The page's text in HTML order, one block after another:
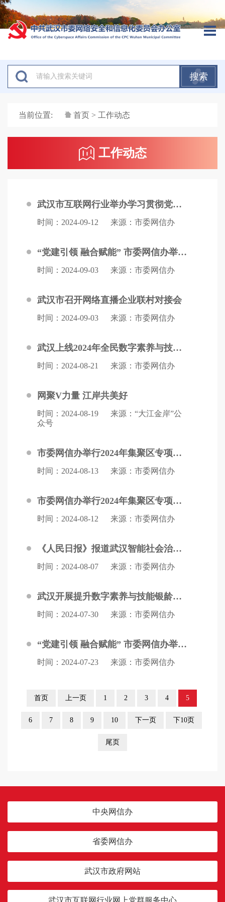
搜索
当前位置: 首页 > 工作动态
工作动态
武汉市互联网行业举办学习贯彻党的二十届三中全会精神专题辅导报告会
时间：2024-09-12 来源：市委网信办
“党建引领 融合赋能” 市委网信办举行2024年集聚区专项服务第五场活动
时间：2024-09-03 来源：市委网信办
武汉市召开网络直播企业联村对接会
时间：2024-09-03 来源：市委网信办
武汉上线2024年全民数字素养与技能提升在线手册
时间：2024-08-21 来源：市委网信办
网聚V力量 江岸共美好
时间：2024-08-19
来源：“大江金岸”公
众号
市委网信办举行2024年集聚区专项服务第四场活动
时间：2024-08-13 来源：市委网信办
市委网信办举行2024年集聚区专项服务第三场活动
时间：2024-08-12 来源：市委网信办
《人民日报》报道武汉智能社会治理实验基地建设成果
时间：2024-08-07 来源：市委网信办
武汉开展提升数字素养与技能银龄专场活动
时间：2024-07-30 来源：市委网信办
“党建引领 融合赋能” 市委网信办举行2024年集聚区专项服务第二场活动
时间：2024-07-23 来源：市委网信办
首页 上一页 1 2 3 4 5
6 7 8 9 10 下一页 下10页
尾页
中央网信办
省委网信办
武汉市政府网站